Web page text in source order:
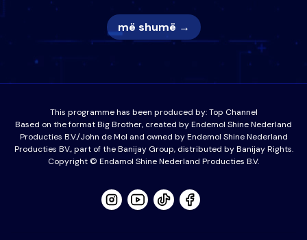
më shumë →
This programme has been produced by:Top Channel
Based on the format Big Brother, created by Endemol Shine Nederland
Producties B.V./John de Mol and owned by Endemol Shine Nederland
Producties BV., part of the Banijay Group, distributed by Banijay Rights.
Copyright © Endamol Shine Nederland Producties B.V.